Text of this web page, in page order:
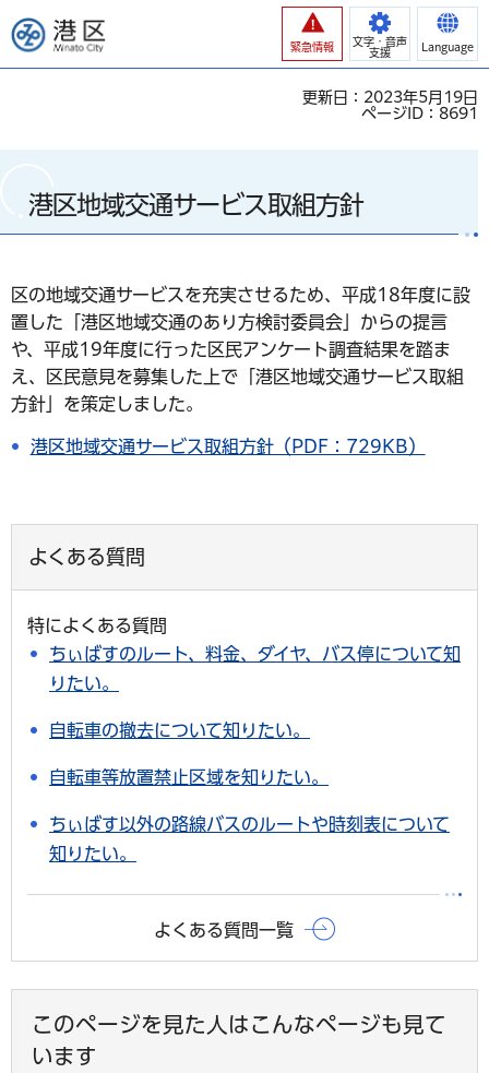
港区
緊急情報
文字・音声
支援
Language
更新日：2023年5月19日
ページID：8691
港区地域交通サービス取組方針
区の地域交通サービスを充実させるため、平成18年度に設
置した「港区地域交通のあり方検討委員会」からの提言
や、平成19年度に行った区民アンケート調査結果を踏ま
え、区民意見を募集した上で「港区地域交通サービス取組
方針」を策定しました。
港区地域交通サービス取組方針（PDF：729KB）
よくある質問
特によくある質問
ちぃばすのルート、料金、ダイヤ、バス停について知
りたい。
自転車の撤去について知りたい。
自転車等放置禁止区域を知りたい。
ちぃばす以外の路線バスのルートや時刻表について
知りたい。
よくある質問一覧
このページを見た人はこんなページも見て
います